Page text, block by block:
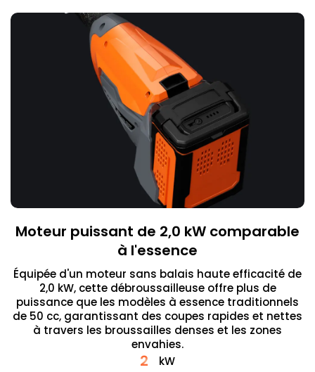
Moteur puissant de 2,0 kW comparable
à l'essence
Équipée d'un moteur sans balais haute efficacité de
2,0 kW, cette débroussailleuse offre plus de
puissance que les modèles à essence traditionnels
de 50 cc, garantissant des coupes rapides et nettes
à travers les broussailles denses et les zones
envahies.
2 kW